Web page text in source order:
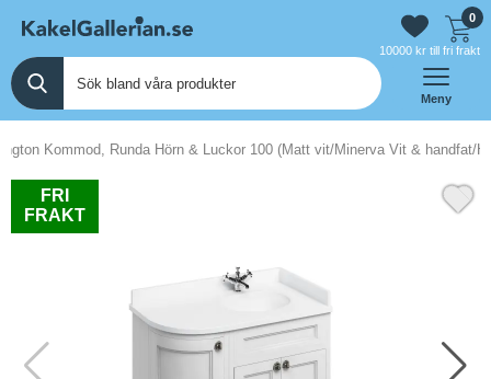
0
10000 kr till fri frakt
Meny
Kommod, Runda Hörn & Luckor 100 (Matt vit/Minerva Vit & handfat/
FRI
FRAKT